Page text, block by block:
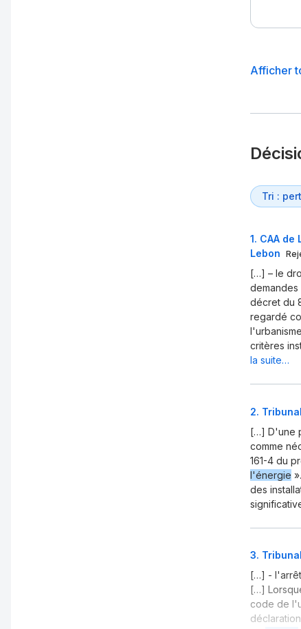
Afficher
1. CAA de
Lebon
[…] – le
décret du
regardé
critères
la suite…
2.
[…] D'une
comme
161-4 du
l'énergie
des
3.
[…] -
[…]
code de